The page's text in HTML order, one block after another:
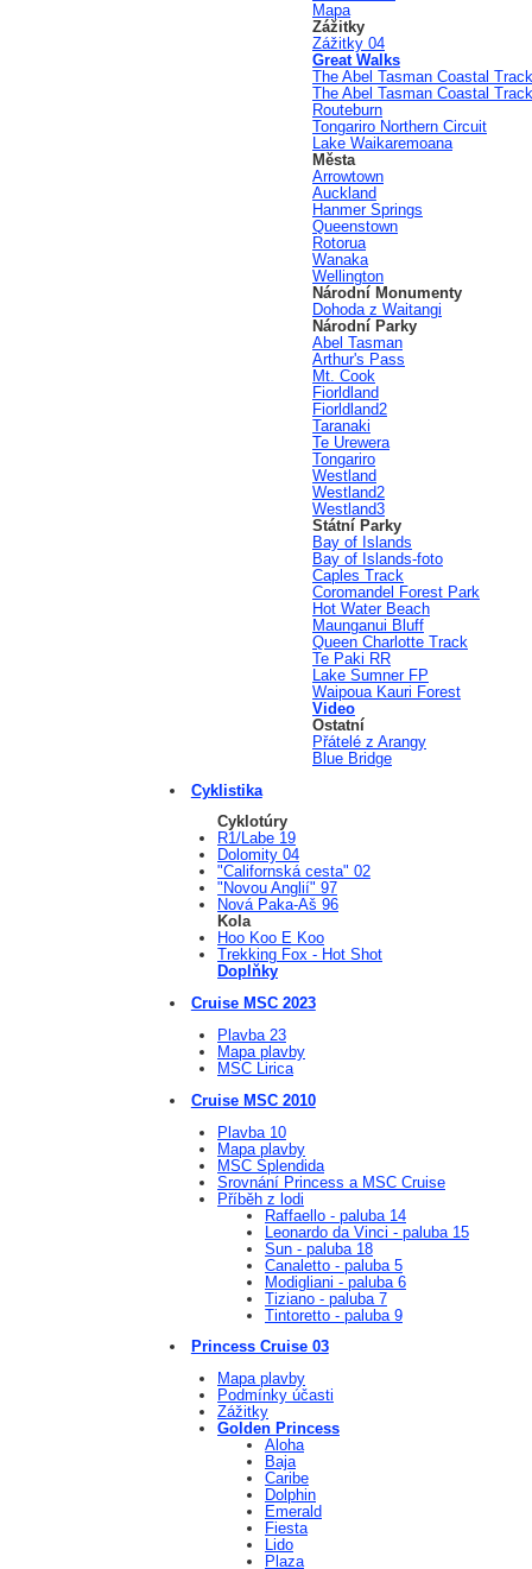
Mapa
Zážitky
Zážitky 04
Great Walks
The Abel Tasman Coastal Track
The Abel Tasman Coastal
Routeburn
Tongariro Northern Circuit
Lake Waikaremoana
Města
Arrowtown
Auckland
Hanmer Springs
Queenstown
Rotorua
Wanaka
Wellington
Národní Monumenty
Dohoda z Waitangi
Národní Parky
Abel Tasman
Arthur's Pass
Mt. Cook
Fiorldland
Fiorldland2
Taranaki
Te Urewera
Tongariro
Westland
Westland2
Westland3
Státní Parky
Bay of Islands
Bay of Islands-foto
Caples Track
Coromandel Forest Park
Hot Water Beach
Maunganui Bluff
Queen Charlotte Track
Te Paki RR
Lake Sumner FP
Waipoua Kauri Forest
Video
Ostatní
Přátelé z Arangy
Blue Bridge
Cyklistika
Cyklotúry
R1/Labe 19
Dolomity 04
"Californská cesta" 02
"Novou Anglií" 97
Nová Paka-Aš 96
Kola
Hoo Koo E Koo
Trekking Fox - Hot Shot
Doplňky
Cruise MSC 2023
Plavba 23
Mapa plavby
MSC Lirica
Cruise MSC 2010
Plavba 10
Mapa plavby
MSC Splendida
Srovnání Princess a MSC Cruise
Příběh z lodi
Raffaello - paluba 14
Leonardo da Vinci - paluba 15
Sun - paluba 18
Canaletto - paluba 5
Modigliani - paluba 6
Tiziano - paluba 7
Tintoretto - paluba 9
Princess Cruise 03
Mapa plavby
Podmínky účasti
Zážitky
Golden Princess
Aloha
Baja
Caribe
Dolphin
Emerald
Fiesta
Lido
Plaza